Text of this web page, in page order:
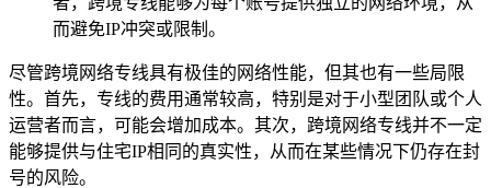
而避免IP冲突或限制。
尽管跨境网络专线具有极佳的网络性能，但其也有一些局限
性。首先，专线的费用通常较高，特别是对于小型团队或个人
运营者而言，可能会增加成本。其次，跨境网络专线并不一定
能够提供与住宅IP相同的真实性，从而在某些情况下仍存在封
号的风险。